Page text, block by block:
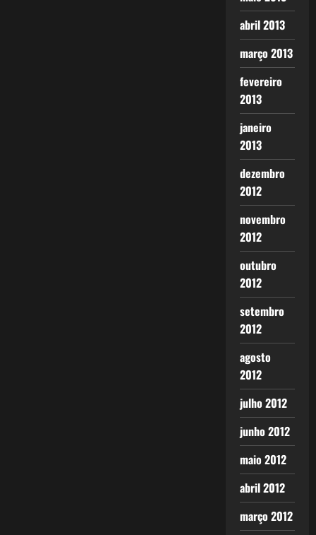
abril 2013
março 2013
fevereiro
2013
janeiro
2013
dezembro
2012
novembro
2012
outubro
2012
setembro
2012
agosto
2012
julho 2012
junho 2012
maio 2012
abril 2012
março 2012